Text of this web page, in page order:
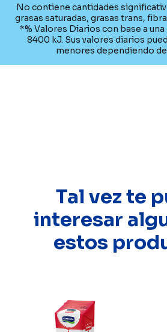
No contiene cantidades
grasas saturadas, grasas trans,
*% Valores Diarios con base a
8400 kJ. Sus valores diarios
menores dependiendo
Tal vez te
interesar
estos